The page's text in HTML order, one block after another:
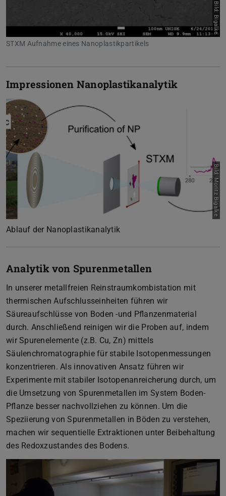
Bild: Bigalke
STXM Aufnahme eines Nanoplastikpartikels
Impressionen Nanoplastikanalytik
Bild: Moritz Bigalke
Ablauf der Nanoplastikanalytik
Zurück Vor
Analytik von Spurenmetallen
In unserer metallfreien Reinstraumkombistation mit
thermischen Aufschlusseinheiten führen wir
Säureaufschlüsse von Boden -und Pflanzenmaterial
durch. Anschließend reinigen wir die Proben auf, indem
wir Spurenelemente (z.B. Cu, Zn) mittels
Säulenchromatographie für stabile Isotopenmessungen
konzentrieren. Als innovativen Ansatz führen wir
Experimente mit stabiler Isotopenanreicherung durch, um
die Umsetzung von Spurenmetallen im System Boden-
Pflanze besser nachvollziehen zu können. Um die
Speziierung von Spurenmetallen in Böden zu verstehen,
machen wir sequentielle Extraktionen unter Beibehaltung
des Redoxzustandes des Bodens.